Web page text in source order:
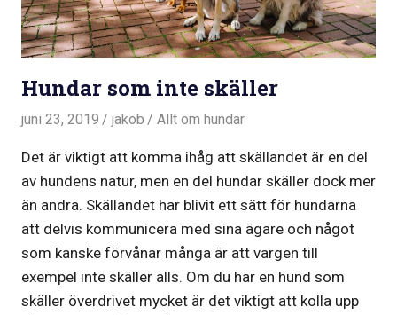
Hundar som inte skäller
juni 23, 2019 jakob Allt om hundar
Det är viktigt att komma ihåg att skällandet är en del
av hundens natur, men en del hundar skäller dock mer
än andra. Skällandet har blivit ett sätt för hundarna
att delvis kommunicera med sina ägare och något
som kanske förvånar många är att vargen till
exempel inte skäller alls. Om du har en hund som
skäller överdrivet mycket är det viktigt att kolla upp